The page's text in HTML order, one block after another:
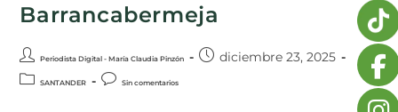
Barrancabermeja
Periodista Digital - María Claudia Pinzón diciembre 23, 2025
SANTANDER Sin comentarios